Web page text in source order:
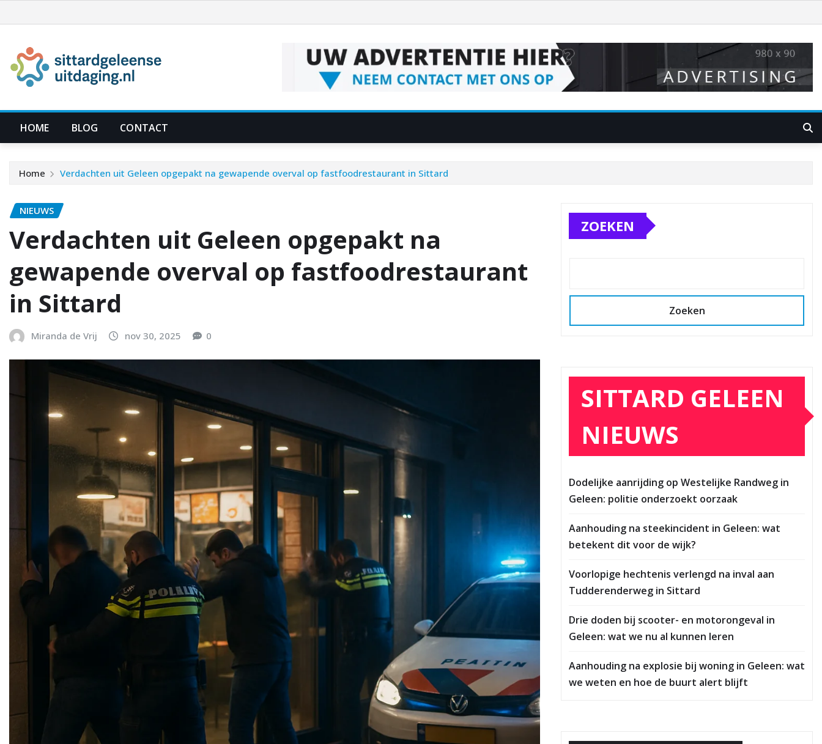
naar
inhoud
HOME BLOG CONTACT
Home Verdachten uit Geleen opgepakt na gewapende overval op fastfoodrestaurant in Sittard
NIEUWS
Verdachten uit Geleen opgepakt na
gewapende overval op fastfoodrestaurant
in Sittard
Miranda de Vrij nov 30, 2025 0
ZOEKEN
Zoeken
SITTARD GELEEN
NIEUWS
Dodelijke aanrijding op Westelijke Randweg in
Geleen: politie onderzoekt oorzaak
Aanhouding na steekincident in Geleen: wat
betekent dit voor de wijk?
Voorlopige hechtenis verlengd na inval aan
Tudderenderweg in Sittard
Drie doden bij scooter- en motorongeval in
Geleen: wat we nu al kunnen leren
Aanhouding na explosie bij woning in Geleen: wat
we weten en hoe de buurt alert blijft